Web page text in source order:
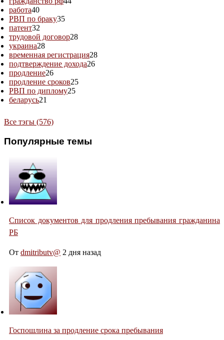
работа40
РВП по браку35
патент32
трудовой договор28
украина28
временная регистрация28
подтверждение дохода26
продление26
продление сроков25
РВП по диплому25
беларусь21
Все тэгы (576)
Популярные темы
Список документов для продления пребывания гражданина
РБ
От dmitributv@ 2 дня назад
Госпошлина за продление срока пребывания